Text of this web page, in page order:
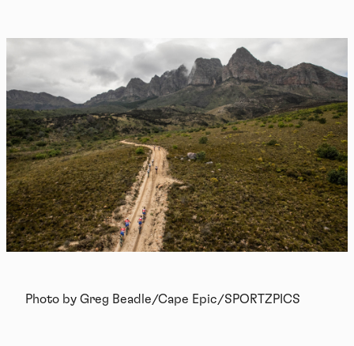
Photo by Greg Beadle/Cape Epic/SPORTZPICS